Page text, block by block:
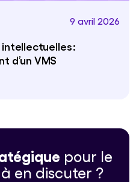
9 avril 2026
:
d’un VMS
pour le
en discuter ?